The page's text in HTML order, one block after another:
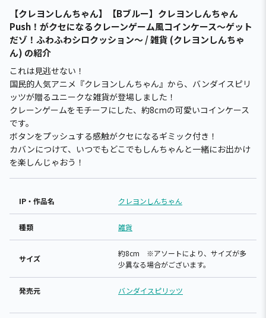
【クレヨンしんちゃん】【Bブルー】クレヨンしんちゃん
Push！がクセになるクレーンゲーム風コインケース〜ゲット
だゾ！ふわふわシロクッション〜 / 雑貨 (クレヨンしんちゃ
ん) の紹介
これは見逃せない！
国民的人気アニメ『クレヨンしんちゃん』から、バンダイスピリ
ッツが贈るユニークな雑貨が登場しました！
クレーンゲームをモチーフにした、約8cmの可愛いコインケース
です。
ボタンをプッシュする感触がクセになるギミック付き！
カバンにつけて、いつでもどこでもしんちゃんと一緒にお出かけ
を楽しんじゃおう！
IP・作品名 クレヨンしんちゃん
種類 雑貨
サイズ
約8cm ※アソートにより、サイズが多
少異なる場合がございます。
発売元 バンダイスピリッツ